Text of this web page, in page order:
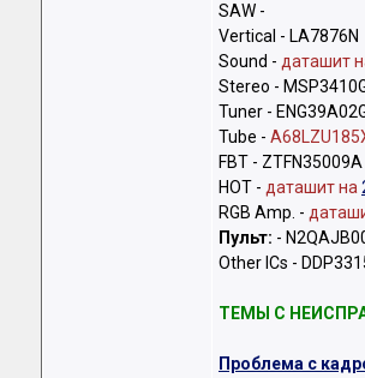
SAW -
Vertical - LA7876N
Sound - даташит
Stereo -
Tuner -
Tube -
FBT - ZTFN35009A
HOT - даташит на
RGB Amp. -
Пульт: -
Other ICs -
ТЕМЫ С
Проблема с